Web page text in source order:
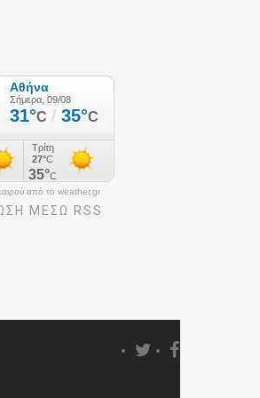
από το weather.gr
ΜΕΣΩ RSS